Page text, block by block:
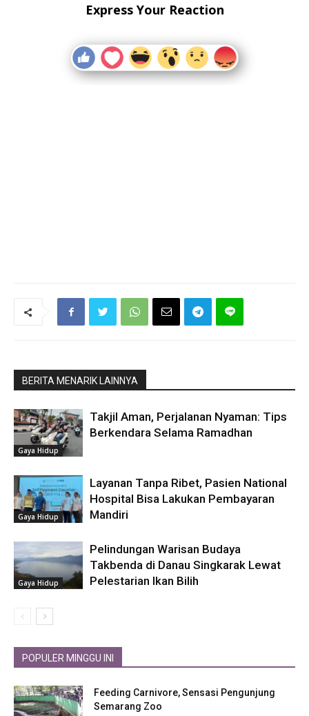
Express Your Reaction
BERITA MENARIK LAINNYA
Gaya Hidup
Takjil Aman, Perjalanan Nyaman: Tips
Berkendara Selama Ramadhan
Gaya Hidup
Layanan Tanpa Ribet, Pasien National
Hospital Bisa Lakukan Pembayaran
Mandiri
Gaya Hidup
Pelindungan Warisan Budaya
Takbenda di Danau Singkarak Lewat
Pelestarian Ikan Bilih
POPULER MINGGU INI
Feeding Carnivore, Sensasi Pengunjung
Semarang Zoo